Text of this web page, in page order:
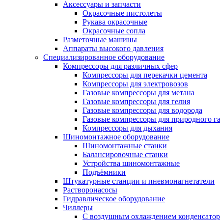
Аксессуары и запчасти
Окрасочные пистолеты
Рукава окрасочные
Окрасочные сопла
Разметочные машины
Аппараты высокого давления
Специализированное оборудование
Компрессоры для различных сфер
Компрессоры для перекачки цемента
Компрессоры для электровозов
Газовые компрессоры для метана
Газовые компрессоры для гелия
Газовые компрессоры для водорода
Газовые компрессоры для природного
Компрессоры для дыхания
Шиномонтажное оборудование
Шиномонтажные станки
Балансировочные станки
Устройства шиномонтажные
Подъёмники
Штукатурные станции и пневмонагнетатели
Растворонасосы
Гидравлическое оборудование
Чиллеры
С воздушным охлаждением